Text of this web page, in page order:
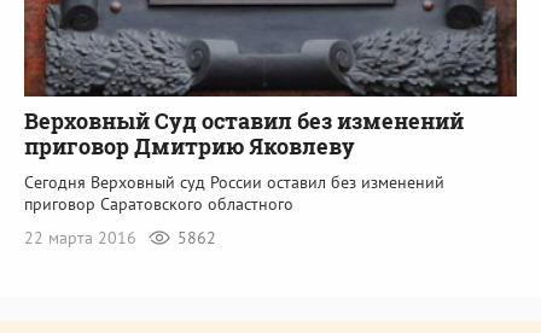
Верховный Суд оставил без изменений
приговор Дмитрию Яковлеву
Сегодня Верховный суд России оставил без изменений
приговор Саратовского областного
22 марта 2016
5862